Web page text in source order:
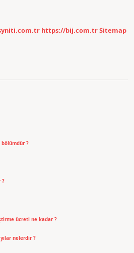
https://bij.com.trSitemap
?
?
ücreti ne kadar ?
nelerdir ?